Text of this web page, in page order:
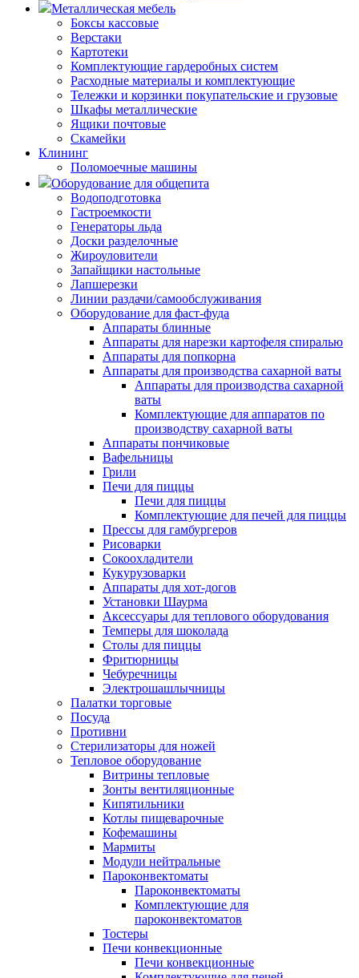
Металлическая мебель
Боксы кассовые
Верстаки
Картотеки
Комплектующие гардеробных систем
Расходные материалы и комплектующие
Тележки и корзинки покупательские и грузовые
Шкафы металлические
Ящики почтовые
Скамейки
Клининг
Поломоечные машины
Оборудование для общепита
Водоподготовка
Гастроемкости
Генераторы льда
Доски разделочные
Жироуловители
Запайщики настольные
Лапшерезки
Линии раздачи/самообслуживания
Оборудование для фаст-фуда
Аппараты блинные
Аппараты для нарезки картофеля спиралью
Аппараты для попкорна
Аппараты для производства сахарной ваты
Аппараты для производства сахарной
ваты
Комплектующие для аппаратов по
производству сахарной ваты
Аппараты пончиковые
Вафельницы
Грили
Печи для пиццы
Печи для пиццы
Комплектующие для печей для пиццы
Прессы для гамбургеров
Рисоварки
Сокоохладители
Кукурузоварки
Аппараты для хот-догов
Установки Шаурма
Аксессуары для теплового оборудования
Темперы для шоколада
Столы для пиццы
Фритюрницы
Чебуречницы
Электрошашлычницы
Палатки торговые
Посуда
Противни
Стерилизаторы для ножей
Тепловое оборудование
Витрины тепловые
Зонты вентиляционные
Кипятильники
Котлы пищеварочные
Кофемашины
Мармиты
Модули нейтральные
Пароконвектоматы
Пароконвектоматы
Комплектующие для
пароконвектоматов
Тостеры
Печи конвекционные
Печи конвекционные